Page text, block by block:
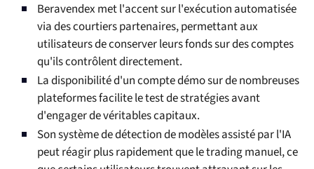
Beravendex met l'accent sur l'exécution automatisée
via des courtiers partenaires, permettant aux
utilisateurs de conserver leurs fonds sur des comptes
qu'ils contrôlent directement.
La disponibilité d'un compte démo sur de nombreuses
plateformes facilite le test de stratégies avant
d'engager de véritables capitaux.
Son système de détection de modèles assisté par l'IA
peut réagir plus rapidement que le trading manuel, ce